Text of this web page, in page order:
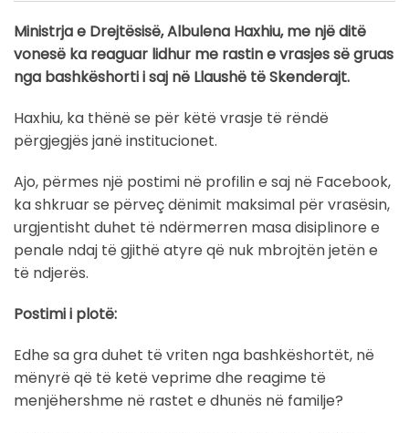
Ministrja e Drejtësisë, Albulena Haxhiu, me një ditë
vonesë ka reaguar lidhur me rastin e vrasjes së gruas
nga bashkëshorti i saj në Llaushë të Skenderajt.
Haxhiu, ka thënë se për këtë vrasje të rëndë
përgjegjës janë institucionet.
Ajo, përmes një postimi në profilin e saj në Facebook,
ka shkruar se përveç dënimit maksimal për vrasësin,
urgjentisht duhet të ndërmerren masa disiplinore e
penale ndaj të gjithë atyre që nuk mbrojtën jetën e
të ndjerës.
Postimi i plotë:
Edhe sa gra duhet të vriten nga bashkëshortët, në
mënyrë që të ketë veprime dhe reagime të
menjëhershme në rastet e dhunës në familje?